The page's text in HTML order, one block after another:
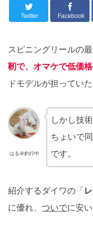
Twitter Facebook
スピニングリールの最
靭で、オマケで低価格
ドモデルが担っていた
はる＠釣行中
しかし技
ちょいで
です。
紹介するダイワの「
に優れ、 ついでに安い